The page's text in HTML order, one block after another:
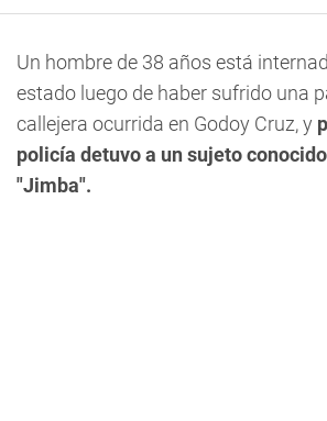
Un hombre de 38 años está
estado luego de haber sufrido una
callejera ocurrida en Godoy Cruz, y
policía detuvo a un sujeto
"Jimba".